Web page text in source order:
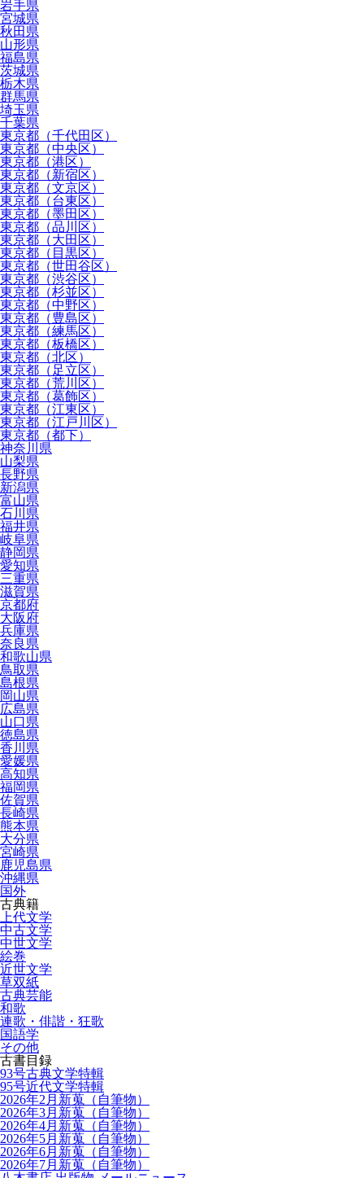
岩手県
宮城県
秋田県
山形県
福島県
茨城県
栃木県
群馬県
埼玉県
千葉県
東京都（千代田区）
東京都（中央区）
東京都（港区）
東京都（新宿区）
東京都（文京区）
東京都（台東区）
東京都（墨田区）
東京都（品川区）
東京都（大田区）
東京都（目黒区）
東京都（世田谷区）
東京都（渋谷区）
東京都（杉並区）
東京都（中野区）
東京都（豊島区）
東京都（練馬区）
東京都（板橋区）
東京都（北区）
東京都（足立区）
東京都（荒川区）
東京都（葛飾区）
東京都（江東区）
東京都（江戸川区）
東京都（都下）
神奈川県
山梨県
長野県
新潟県
富山県
石川県
福井県
岐阜県
静岡県
愛知県
三重県
滋賀県
京都府
大阪府
兵庫県
奈良県
和歌山県
鳥取県
島根県
岡山県
広島県
山口県
徳島県
香川県
愛媛県
高知県
福岡県
佐賀県
長崎県
熊本県
大分県
宮崎県
鹿児島県
沖縄県
国外
古典籍
上代文学
中古文学
中世文学
絵巻
近世文学
草双紙
古典芸能
和歌
連歌・俳諧・狂歌
国語学
その他
古書目録
93号古典文学特輯
95号近代文学特輯
2026年2月新蒐（自筆物）
2026年3月新蒐（自筆物）
2026年4月新蒐（自筆物）
2026年5月新蒐（自筆物）
2026年6月新蒐（自筆物）
2026年7月新蒐（自筆物）